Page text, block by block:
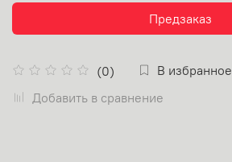
(0)
В избранное
Добавить в сравнение
Предзаказ